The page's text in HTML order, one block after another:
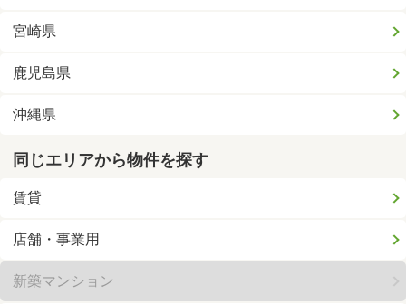
宮崎県
鹿児島県
沖縄県
同じエリアから物件を探す
賃貸
店舗・事業用
新築マンション